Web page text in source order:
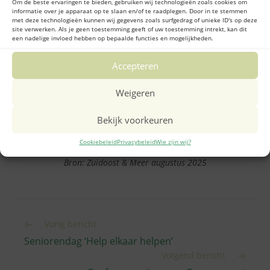
Om de beste ervaringen te bieden, gebruiken wij technologieën zoals cookies om
informatie over je apparaat op te slaan en/of te raadplegen. Door in te stemmen
met deze technologieën kunnen wij gegevens zoals surfgedrag of unieke ID's op deze
site verwerken. Als je geen toestemming geeft of uw toestemming intrekt, kan dit
een nadelige invloed hebben op bepaalde functies en mogelijkheden.
Accepteren
Weigeren
Bekijk voorkeuren
CookiebeleidPrivacybeleidWie zijn wij?
Bron: Zuidoost & Meer augustus 2025
meer
artikelen
Vorig bericht
Seniorendag ‘Help elkaar helpen’
Volgend bericht